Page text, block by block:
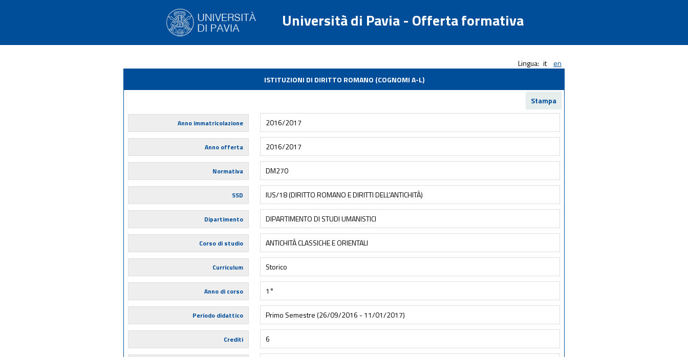
Università di Pavia - Offerta formativa
Lingua: it
en
ISTITUZIONI DI DIRITTO ROMANO (COGNOMI A-L)
Stampa
Anno immatricolazione 2016/2017
Anno offerta 2016/2017
Normativa DM270
SSD IUS/18 (DIRITTO ROMANO E DIRITTI DELL'ANTICHITÀ)
Dipartimento DIPARTIMENTO DI STUDI UMANISTICI
Corso di studio ANTICHITÀ CLASSICHE E ORIENTALI
Curriculum Storico
Anno di corso 1°
Periodo didattico Primo Semestre (26/09/2016 - 11/01/2017)
Crediti 6